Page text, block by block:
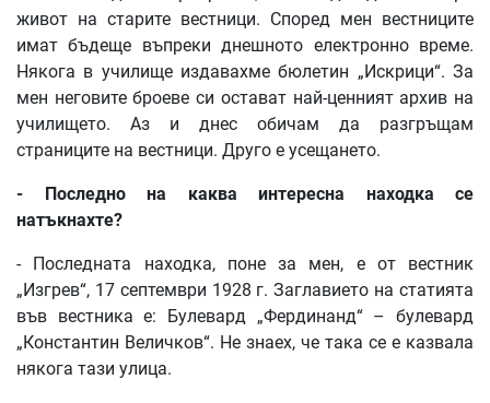
живот на старите вестници. Според мен вестниците
имат бъдеще въпреки днешното електронно време.
Някога в училище издавахме бюлетин „Искрици“. За
мен неговите броеве си остават най-ценният архив на
училището. Аз и днес обичам да разгръщам
страниците на вестници. Друго е усещането.
- Последно на каква интересна находка
се
натъкнахте?
- Последната находка, поне за мен, е от вестник
„Изгрев“, 17 септември 1928 г. Заглавието на статията
във вестника е: Булевард „Фердинанд“ – булевард
„Константин Величков“. Не знаех, че така се е казвала
някога тази улица.